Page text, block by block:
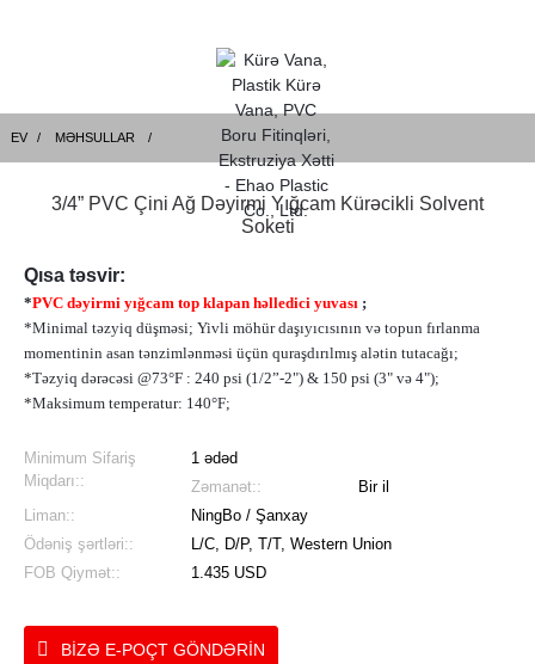
EV MƏHSULLAR
3/4” PVC Çini Ağ Dəyirmi Yığcam Kürəcikli Solvent
Soketi
Qısa təsvir:
*PVC dəyirmi yığcam top klapan həlledici yuvası ;
*Minimal təzyiq düşməsi; Yivli möhür daşıyıcısının və topun fırlanma
momentinin asan tənzimlənməsi üçün quraşdırılmış alətin tutacağı;
*Təzyiq dərəcəsi @73°F : 240 psi (1/2”-2") & 150 psi (3" və 4");
*Maksimum temperatur: 140°F;
Minimum Sifariş
Miqdarı::
1 ədəd
Zəmanət::
Bir il
Liman::
NingBo / Şanxay
Ödəniş şərtləri::
L/C, D/P, T/T, Western Union
FOB Qiymət::
1.435 USD
BIZƏ E-POÇT GÖNDƏRIN